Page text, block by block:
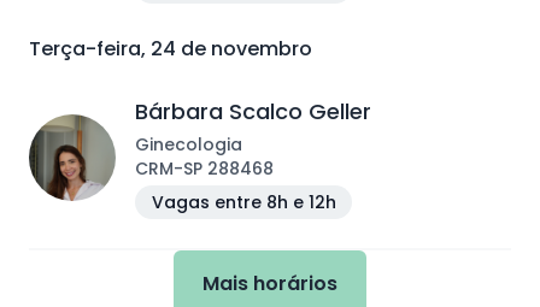
Terça-feira, 24 de novembro
Bárbara Scalco Geller
Ginecologia
CRM-SP 288468
Vagas entre 8h e 12h
Mais horários